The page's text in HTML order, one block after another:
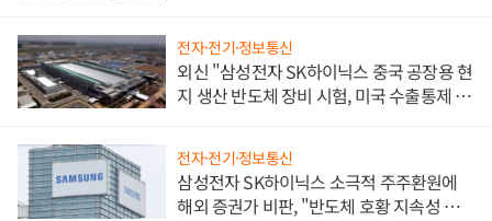
전자·전기·정보통신
외신 "삼성전자 SK하이닉스 중국 공장용 현
지 생산 반도체 장비 시험, 미국 수출통제 대
전자·전기·정보통신
삼성전자 SK하이닉스 소극적 주주환원에
해외 증권가 비판, "반도체 호황 지속성 의